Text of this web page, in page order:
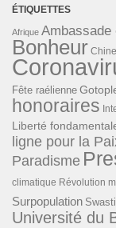
ÉTIQUETTES
Afrique
Bonheur Chine
Fête raélienne
honoraires
Liberté
ligne pour la
Paradisme
climatique Révolution
Surpopulation
Université du